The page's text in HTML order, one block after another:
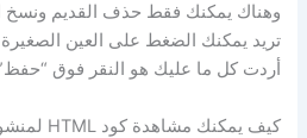
وهناك يمكنك فقط حذف القديم ونسخ
تريد يمكنك الضغط على العين
أردت كل ما عليك هو النقر فوق “حفظ”
كيف يمكنك مشاهدة كود HTML لمنشور مدونة؟